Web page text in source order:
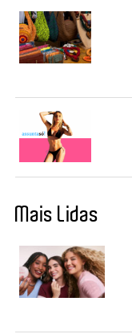
Mais Lidas